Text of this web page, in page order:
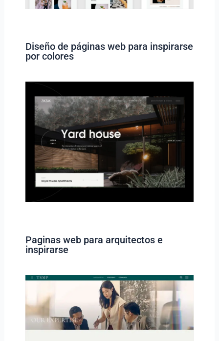
Diseño de páginas web para inspirarse
por colores
Paginas web para arquitectos e
inspirarse